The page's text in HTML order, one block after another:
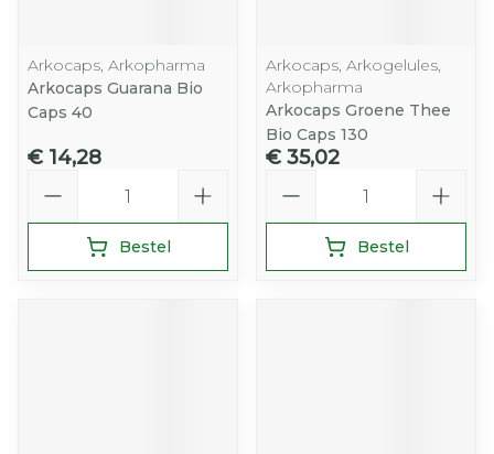
Arkocaps, Arkopharma
Arkocaps Guarana Bio
Caps 40
€ 14,28
Bestel
Arkocaps, Arkogelules,
Arkopharma
Arkocaps Groene Thee
Bio Caps 130
€ 35,02
Bestel